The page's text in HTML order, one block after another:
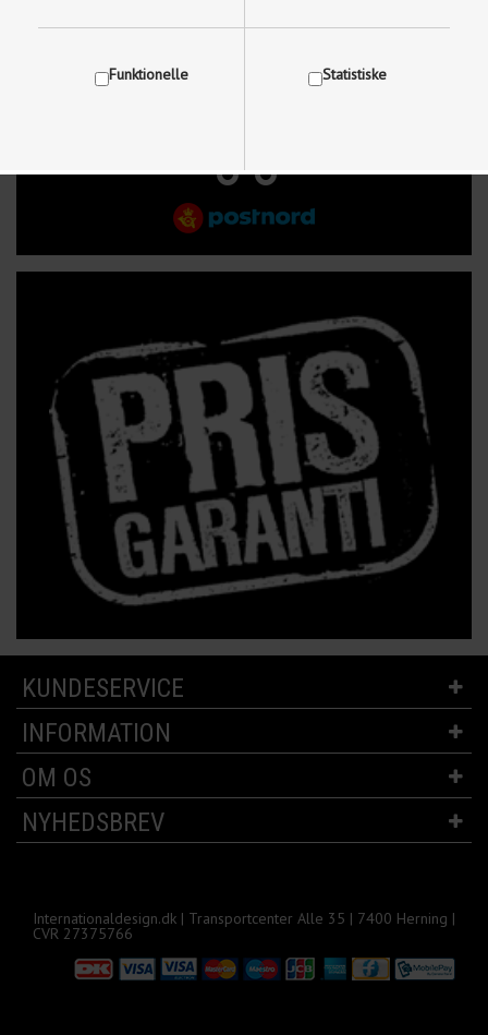
Funktionelle Statistiske
FRI FRAGT VED KØB OVER 499 kr.
KUNDESERVICE
INFORMATION
OM OS
NYHEDSBREV
Internationaldesign.dk | Transportcenter Alle 35 | 7400 Herning |
CVR 27375766